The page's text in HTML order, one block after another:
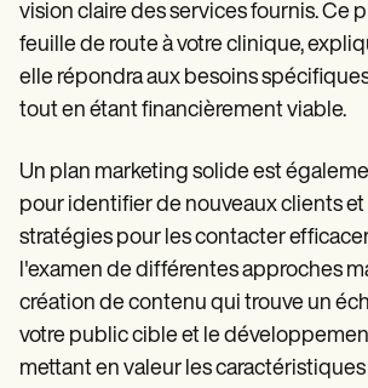
vision claire des services fournis. Ce
feuille de route à votre clinique,
elle répondra aux besoins
tout en étant financièrement viable.
Un plan marketing solide est
pour identifier de nouveaux clients
stratégies pour les contacter
l'examen de différentes approches
création de contenu qui trouve un
votre public cible et le
mettant en valeur les